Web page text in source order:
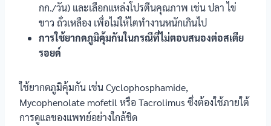
กก./วัน) และเลือกแหล่งโปรตีนคุณภาพ เช่น ปลา ไข่
ขาว ถั่วเหลือง เพื่อไม่ให้ไตทำงานหนักเกินไป
การใช้ยากดภูมิคุ้มกันในกรณีที่ไม่ตอบสนองต่อสเตีย
รอยด์
ใช้ยากดภูมิคุ้มกัน เช่น Cyclophosphamide,
Mycophenolate mofetil หรือ Tacrolimus ซึ่งต้องใช้ภายใต้
การดูแลของแพทย์อย่างใกล้ชิด